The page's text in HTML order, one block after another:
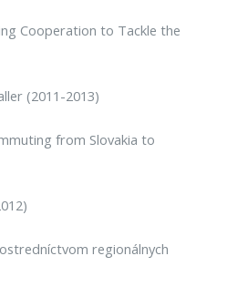
Cooperation to Tackle the
(2011-2013)
from Slovakia to
regionálnych